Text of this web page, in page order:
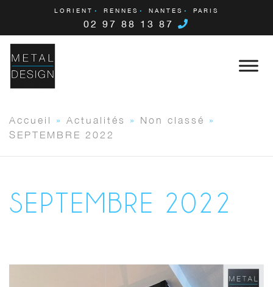
LORIENT RENNES NANTES PARIS
02 97 88 13 87
Accueil » Actualités » Non classé »
SEPTEMBRE 2022
SEPTEMBRE 2022